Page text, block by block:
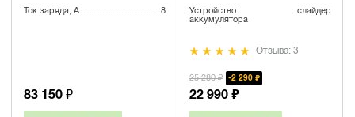
Ток заряда, А 8
83 150 ₽
Устройство
аккумулятора
слайдер
Отзыва: 3
25 280 ₽ 2 290 ₽
22 990 ₽